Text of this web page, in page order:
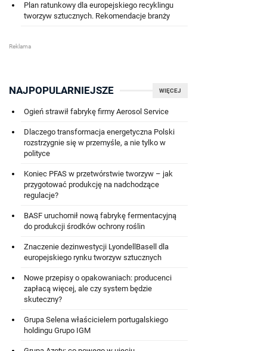
Plan ratunkowy dla europejskiego recyklingu
tworzyw sztucznych. Rekomendacje branży
WIĘCEJ
NAJPOPULARNIEJSZE
Ogień strawił fabrykę firmy Aerosol Service
Dlaczego transformacja energetyczna Polski
rozstrzygnie się w przemyśle, a nie tylko w
polityce
Koniec PFAS w przetwórstwie tworzyw – jak
przygotować produkcję na nadchodzące
regulacje?
BASF uruchomił nową fabrykę fermentacyjną
do produkcji środków ochrony roślin
Znaczenie dezinwestycji LyondellBasell dla
europejskiego rynku tworzyw sztucznych
Nowe przepisy o opakowaniach: producenci
zapłacą więcej, ale czy system będzie
skuteczny?
Grupa Selena właścicielem portugalskiego
holdingu Grupo IGM